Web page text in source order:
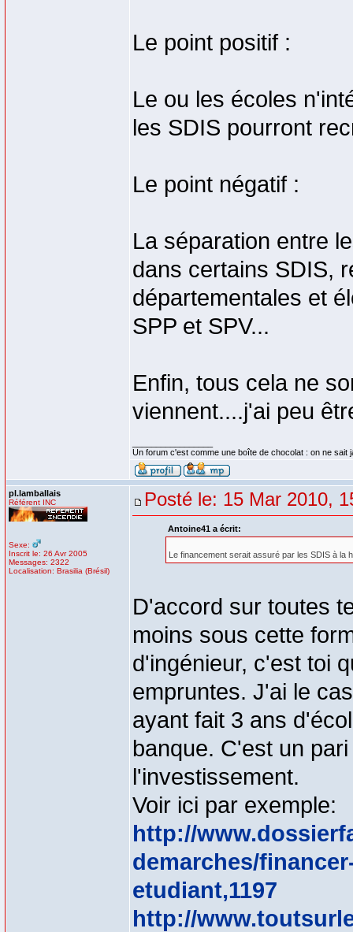
Le point positif :
Le ou les écoles
les SDIS pourront
Le point négatif :
La séparation entre
dans certains SDIS,
départementales et
SPP et SPV...
Enfin, tous cela ne
viennent....j'ai peu
Un forum c'est comme une boîte de chocolat : on ne sait
pl.lamballais
Référent INC
Sexe:
Inscrit le: 26 Avr 2005
Messages: 2322
Localisation: Brasilia (Brésil)
Posté le: 15 Mar 2010,
Antoine41 a écrit:
Le financement serait assuré par les SDIS à la
D'accord sur toutes
moins sous cette
d'ingénieur, c'est toi
empruntes. J'ai le
ayant fait 3 ans
banque. C'est un
l'investissement.
Voir ici par exemple:
http://
demarches/
etudiant,1197
http://